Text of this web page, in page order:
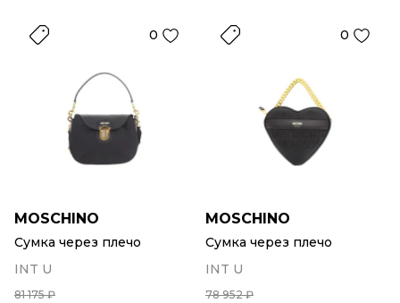
0
MOSCHINO
Сумка через плечо
INT U
81 175 ₽
0
MOSCHINO
Сумка через плечо
INT U
78 952 ₽